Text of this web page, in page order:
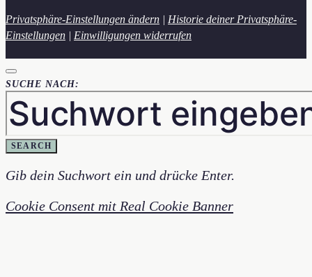
Privatsphäre-Einstellungen ändern | Historie deiner Privatsphäre-
Einstellungen | Einwilligungen widerrufen
SUCHE NACH:
SEARCH
Gib dein Suchwort ein und drücke Enter.
Cookie Consent mit Real Cookie Banner